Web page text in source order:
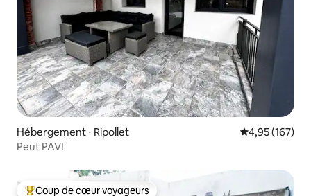
Hébergement ⋅ Ripollet Évaluation
4,95 (167)
Peut PAVI
Coup de cœur voyageurs